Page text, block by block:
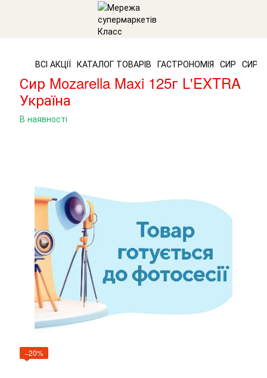
ВСІ АКЦІЇ КАТАЛОГ ТОВАРІВ ГАСТРОНОМІЯ СИР СИР
Сир Mozarella Maxi 125г L'EXTRA
Україна
В наявності
−20%